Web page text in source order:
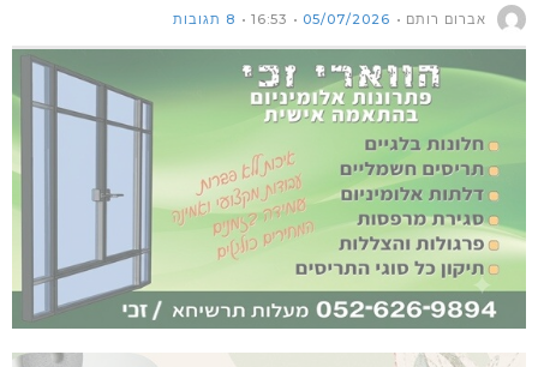
אברום רותם 05/07/2026
16:53 8 תגובות